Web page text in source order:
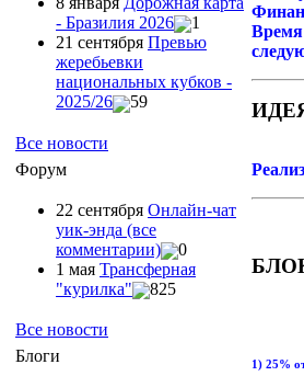
- Бразилия 2026
1
21 сентября Превью
жеребьевки
национальных кубков -
2025/26
59
Все новости
Форум
22 сентября Онлайн-чат
уик-энда (все
комментарии)
0
1 мая Трансферная
"курилка"
825
Все новости
Блоги
Время
1) 25%